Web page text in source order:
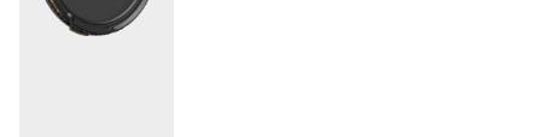
1x mikropluošto valymo šluostė